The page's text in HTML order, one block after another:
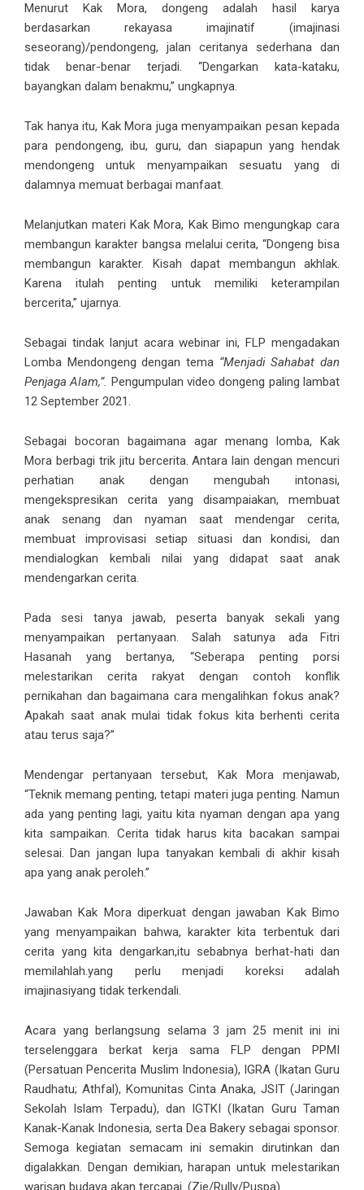
Menurut Kak Mora, dongeng adalah hasil karya
berdasarkan rekayasa imajinatif (imajinasi
seseorang)/pendongeng, jalan ceritanya sederhana dan
tidak benar-benar terjadi. “Dengarkan kata-kataku,
bayangkan dalam benakmu,” ungkapnya.
Tak hanya itu, Kak Mora juga menyampaikan pesan kepada
para pendongeng, ibu, guru, dan siapapun yang hendak
mendongeng untuk menyampaikan sesuatu yang di
dalamnya memuat berbagai manfaat.
Melanjutkan materi Kak Mora, Kak Bimo mengungkap cara
membangun karakter bangsa melalui cerita, “Dongeng bisa
membangun karakter. Kisah dapat membangun akhlak.
Karena itulah penting untuk memiliki keterampilan
bercerita,” ujarnya.
Sebagai tindak lanjut acara webinar ini, FLP mengadakan
Lomba Mendongeng dengan tema “Menjadi Sahabat dan
Penjaga Alam,”. Pengumpulan video dongeng paling lambat
12 September 2021.
Sebagai bocoran bagaimana agar menang lomba, Kak
Mora berbagi trik jitu bercerita. Antara lain dengan mencuri
perhatian anak dengan mengubah intonasi,
mengekspresikan cerita yang disampaiakan, membuat
anak senang dan nyaman saat mendengar cerita,
membuat improvisasi setiap situasi dan kondisi, dan
mendialogkan kembali nilai yang didapat saat anak
mendengarkan cerita.
Pada sesi tanya jawab, peserta banyak sekali yang
menyampaikan pertanyaan. Salah satunya ada Fitri
Hasanah yang bertanya, “Seberapa penting porsi
melestarikan cerita rakyat dengan contoh konflik
pernikahan dan bagaimana cara mengalihkan fokus anak?
Apakah saat anak mulai tidak fokus kita berhenti cerita
atau terus saja?”
Mendengar pertanyaan tersebut, Kak Mora menjawab,
“Teknik memang penting, tetapi materi juga penting. Namun
ada yang penting lagi, yaitu kita nyaman dengan apa yang
kita sampaikan. Cerita tidak harus kita bacakan sampai
selesai. Dan jangan lupa tanyakan kembali di akhir kisah
apa yang anak peroleh.”
Jawaban Kak Mora diperkuat dengan jawaban Kak Bimo
yang menyampaikan bahwa, karakter kita terbentuk dari
cerita yang kita dengarkan,itu sebabnya berhat-hati dan
memilahlah.yang perlu menjadi koreksi adalah
imajinasiyang tidak terkendali.
Acara yang berlangsung selama 3 jam 25 menit ini ini
terselenggara berkat kerja sama FLP dengan PPMI
(Persatuan Pencerita Muslim Indonesia), IGRA (Ikatan Guru
Raudhatu; Athfal), Komunitas Cinta Anaka, JSIT (Jaringan
Sekolah Islam Terpadu), dan IGTKI (Ikatan Guru Taman
Kanak-Kanak Indonesia, serta Dea Bakery sebagai sponsor.
Semoga kegiatan semacam ini semakin dirutinkan dan
digalakkan. Dengan demikian, harapan untuk melestarikan
warisan budaya akan tercapai. (Zie/Rully/Puspa)